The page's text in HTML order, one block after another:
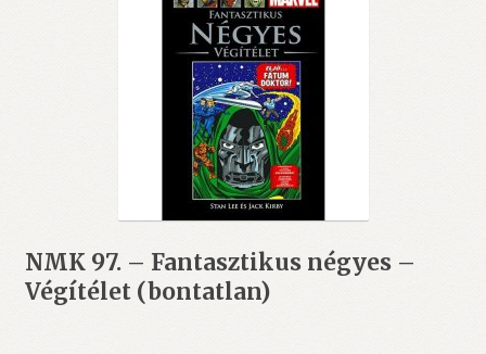
NMK 97. – Fantasztikus négyes –
Végítélet (bontatlan)